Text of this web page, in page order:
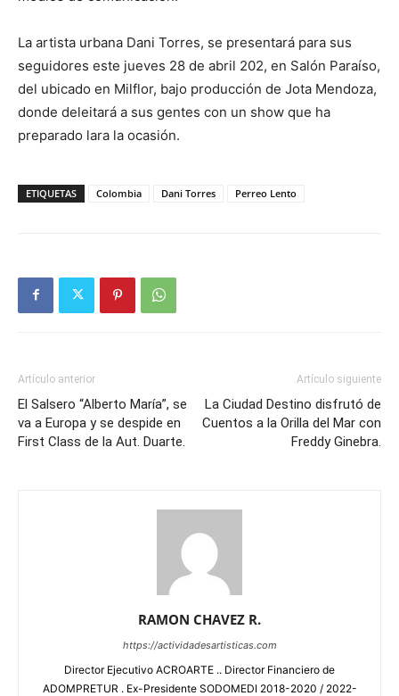
La artista urbana Dani Torres, se presentará para sus
seguidores este jueves 28 de abril 202, en Salón Paraíso,
del ubicado en Milflor, bajo producción de Jota Mendoza,
donde deleitará a sus gentes con un show que ha
preparado lara la ocasión.
ETIQUETAS Colombia Dani Torres Perreo Lento
Artículo anterior
El Salsero “Alberto María”, se
va a Europa y se despide en
First Class de la Aut. Duarte.
Artículo siguiente
La Ciudad Destino disfrutó de
Cuentos a la Orilla del Mar con
Freddy Ginebra.
RAMON CHAVEZ R.
https://actividadesartisticas.com
Director Ejecutivo ACROARTE .. Director Financiero de
ADOMPRETUR . Ex-Presidente SODOMEDI 2018-2020 / 2022-